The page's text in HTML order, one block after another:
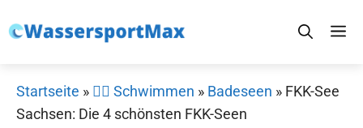
Inhalt
Startseite » 🏊‍♂️ Schwimmen » Badeseen » FKK-See
Sachsen: Die 4 schönsten FKK-Seen